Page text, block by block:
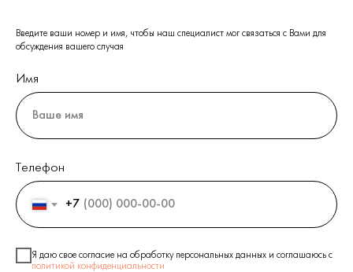
Введите ваши номер и имя, чтобы наш специалист мог связаться с Вами для
обсуждения вашего случая
Имя
Телефон
+7
Я даю свое согласие на обработку персональных данных и соглашаюсь c
политикой конфиденциальности